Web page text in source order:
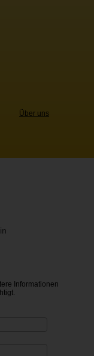
Über uns
Informationen